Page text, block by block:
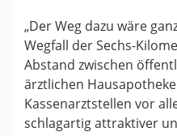
„Der Weg dazu wäre
Wegfall der Sechs-
Abstand zwischen
ärztlichen
Kassenarztstellen vor
schlagartig attraktiver